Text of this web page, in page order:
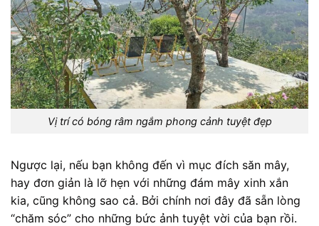
Vị trí có bóng râm ngắm phong cảnh tuyệt đẹp
Ngược lại, nếu bạn không đến vì mục đích săn mây,
hay đơn giản là lỡ hẹn với những đám mây xinh xắn
kia, cũng không sao cả. Bởi chính nơi đây đã sẵn lòng
“chăm sóc” cho những bức ảnh tuyệt vời của bạn rồi.